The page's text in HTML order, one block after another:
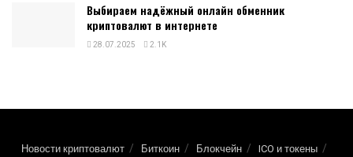
Выбираем надёжный онлайн обменник
криптовалют в интернете
28.07.2025 2.1K
Новости криптовалют Биткоин Блокчейн
ICO и токены